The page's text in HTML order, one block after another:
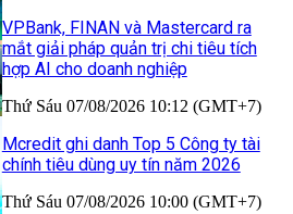
VPBank, FINAN và Mastercard ra
mắt giải pháp quản trị chi tiêu tích
hợp AI cho doanh nghiệp
Thứ Sáu 07/08/2026 10:12 (GMT+7)
Mcredit ghi danh Top 5 Công ty tài
chính tiêu dùng uy tín năm 2026
Thứ Sáu 07/08/2026 10:00 (GMT+7)